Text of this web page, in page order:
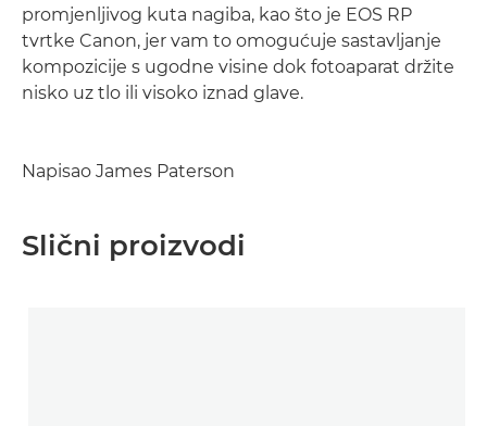
promjenljivog kuta nagiba, kao što je EOS RP
tvrtke Canon, jer vam to omogućuje sastavljanje
kompozicije s ugodne visine dok fotoaparat držite
nisko uz tlo ili visoko iznad glave.
Napisao James Paterson
Slični proizvodi